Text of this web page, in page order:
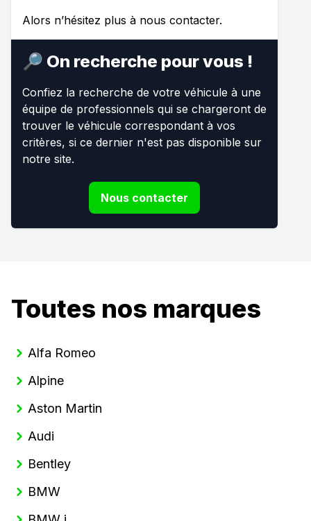
Alors n’hésitez plus à nous contacter.
🔎 On recherche pour vous !
Confiez la recherche de votre véhicule à une
équipe de professionnels qui se chargeront de
trouver le véhicule correspondant à vos
critères, si ce dernier n'est pas disponible sur
notre site.
Nous contacter
Toutes nos marques
Alfa Romeo
Alpine
Aston Martin
Audi
Bentley
BMW